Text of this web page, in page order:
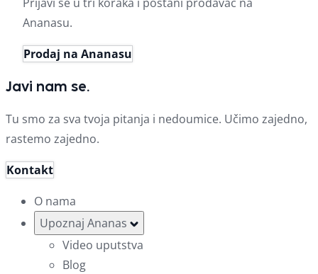
Ananasu.
Prodaj na Ananasu
Javi nam se.
Tu smo za sva tvoja pitanja i nedoumice. Učimo zajedno,
rastemo zajedno.
Kontakt
O nama
Upoznaj Ananas
Video uputstva
Blog